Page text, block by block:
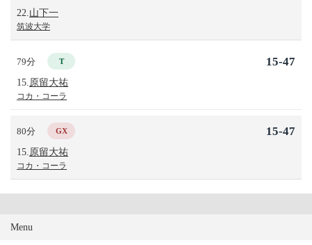
22. 山下一
筑波大学
79分 T
15. 原留大祐
コカ・コーラ
15-47
80分 GX
15. 原留大祐
コカ・コーラ
15-47
Menu